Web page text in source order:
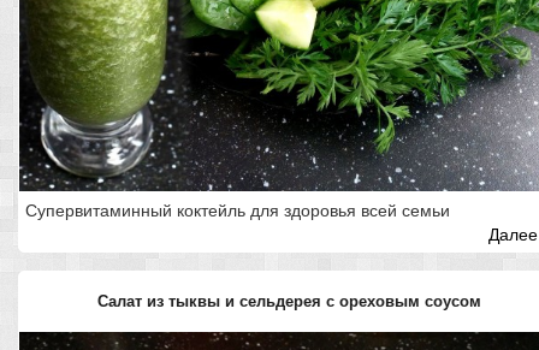
Супервитаминный коктейль для здоровья всей семьи
Салат из тыквы и сельдерея с ореховым соусом